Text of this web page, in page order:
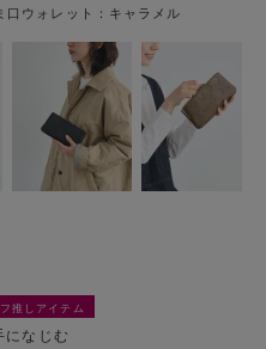
ウォレット：キャラメル
推しアイテム
になじむ